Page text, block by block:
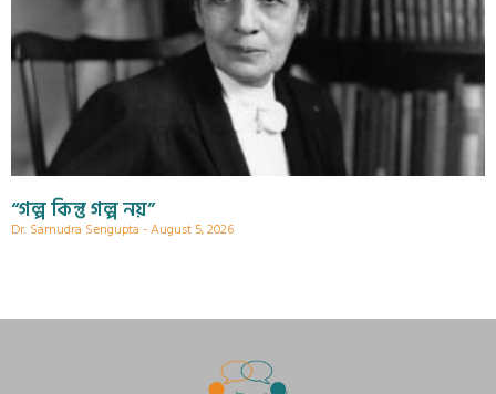
“গল্প কিন্তু গল্প নয়”
Dr. Samudra Sengupta August 5, 2026